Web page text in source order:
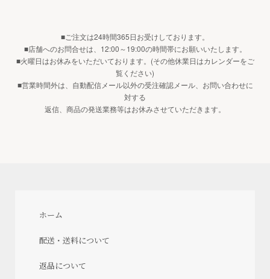
■ご注文は24時間365日お受けしております。
■店舗へのお問合せは、12:00～19:00の時間帯にお願いいたします。
■火曜日はお休みをいただいております。(その他休業日はカレンダーをご
覧ください)
■営業時間外は、自動配信メール以外の受注確認メール、お問い合わせに
対する
返信、商品の発送業務等はお休みさせていただきます。
ホーム
配送・送料について
返品について